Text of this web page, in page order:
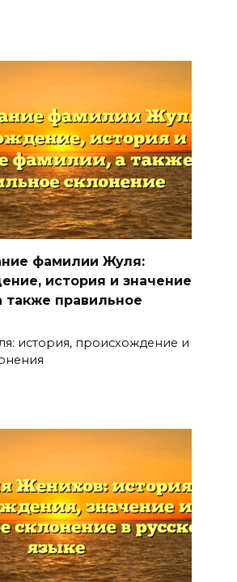
фамилии Жуля:
история и значение
также правильное
история, происхождение и